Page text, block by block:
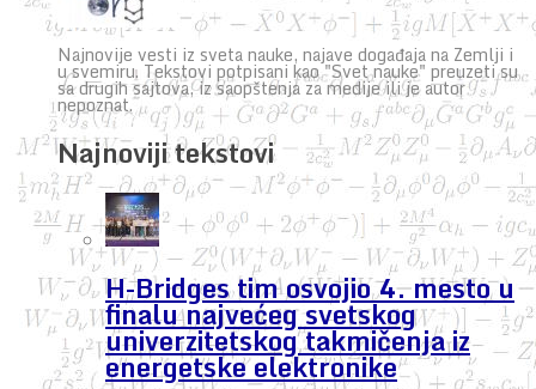
Najnovije vesti iz sveta nauke, najave događaja na Zemlji i
u svemiru. Tekstovi potpisani kao "Svet nauke" preuzeti su
sa drugih sajtova, iz saopštenja za medije ili je autor
nepoznat.
Najnoviji tekstovi
H-Bridges tim osvojio 4. mesto u
finalu najvećeg svetskog
univerzitetskog takmičenja iz
energetske elektronike